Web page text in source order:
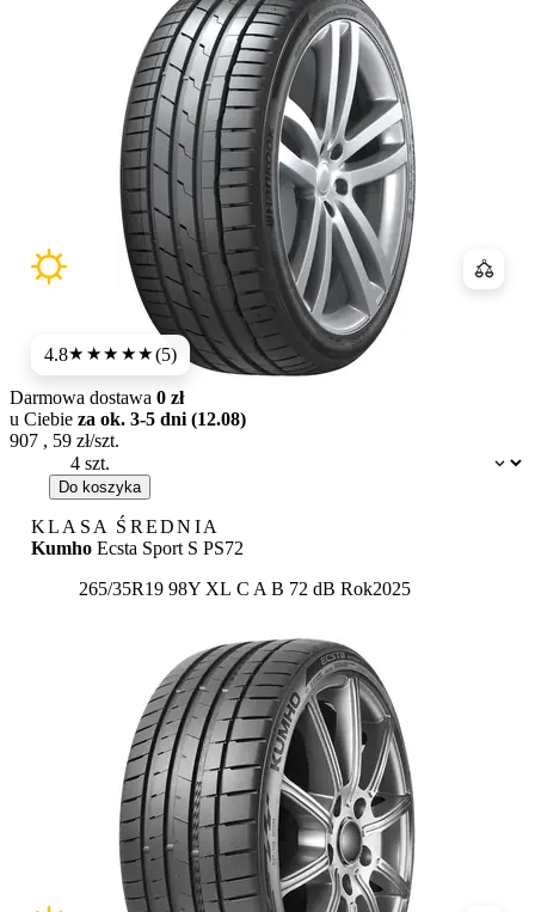
4.8★★★★★(5)
Dostępność:
Darmowa dostawa 0 zł
u Ciebie za ok. 3-5 dni (12.08)
907 , 59 zł/szt.
Do koszyka
KLASA ŚREDNIA
Kumho Ecsta Sport S PS72
265/35R19 98Y XL Etykieta:
C A B 72 dB Rok2025